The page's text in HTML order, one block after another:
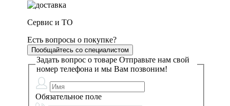
Сервис и ТО
Есть вопросы о покупке?
Пообщайтесь со специалистом
Задать вопрос о товаре Отправьте нам свой
номер телефона и мы Вам позвоним!
Обязательное поле